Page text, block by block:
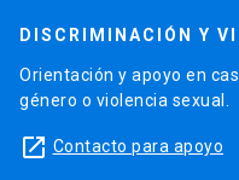
DISCRIMINACIÓN Y
Orientación y apoyo en
género o violencia sexual.
launch Contacto para apoyo